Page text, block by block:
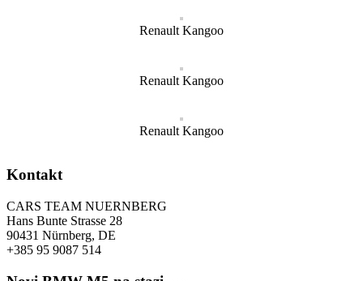
Renault Kangoo
Renault Kangoo
Renault Kangoo
Kontakt
CARS TEAM NUERNBERG
Hans Bunte Strasse 28
90431 Nürnberg, DE
+385 95 9087 514